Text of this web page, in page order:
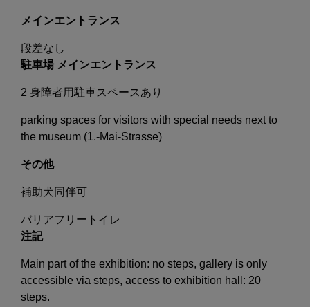
メインエントランス
段差なし
駐車場 メインエントランス
2 身障者用駐車スペースあり
parking spaces for visitors with special needs next to
the museum (1.-Mai-Strasse)
その他
補助犬同伴可
バリアフリートイレ
注記
Main part of the exhibition: no steps, gallery is only
accessible via steps, access to exhibition hall: 20
steps.